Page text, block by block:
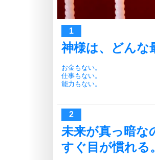
神様は、どんな
お金もない。
仕事もない。
能力もない。
未来が真っ暗な
すぐ目が慣れる。